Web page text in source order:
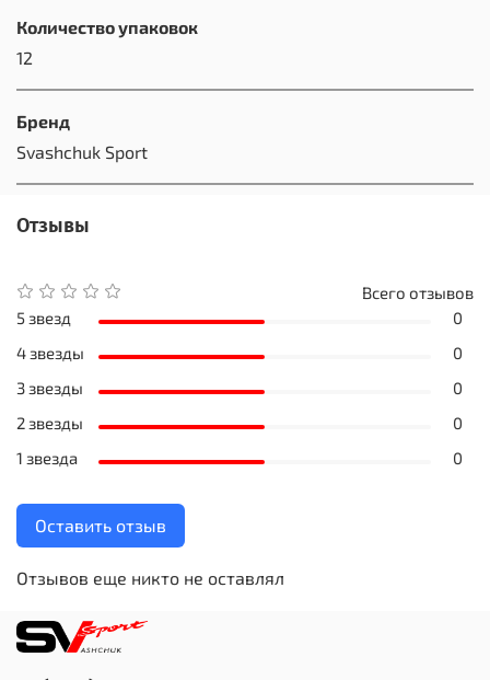
Количество упаковок
12
Бренд
Svashchuk Sport
Отзывы
Отзывов еще никто не оставлял
Всего отзывов
5 звезд
0
4 звезды
0
3 звезды
0
2 звезды
0
1 звезда
0
Оставить отзыв